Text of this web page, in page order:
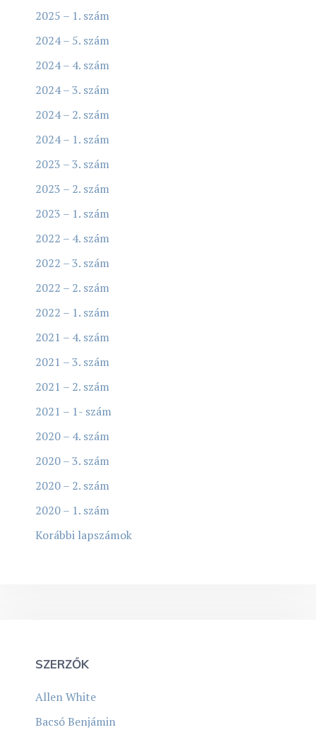
2025 – 1. szám
2024 – 5. szám
2024 – 4. szám
2024 – 3. szám
2024 – 2. szám
2024 – 1. szám
2023 – 3. szám
2023 – 2. szám
2023 – 1. szám
2022 – 4. szám
2022 – 3. szám
2022 – 2. szám
2022 – 1. szám
2021 – 4. szám
2021 – 3. szám
2021 – 2. szám
2021 – 1- szám
2020 – 4. szám
2020 – 3. szám
2020 – 2. szám
2020 – 1. szám
Korábbi lapszámok
SZERZŐK
Allen White
Bacsó Benjámin